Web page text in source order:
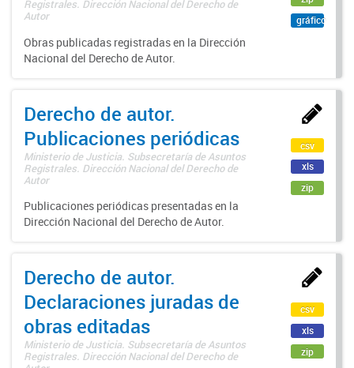
Registrales. Dirección Nacional del Derecho de
Autor
Obras publicadas registradas en la Dirección
Nacional del Derecho de Autor.
gráfico
Derecho de autor.
Publicaciones periódicas
Ministerio de Justicia. Subsecretaría de Asuntos
Registrales. Dirección Nacional del Derecho de
Autor
Publicaciones periódicas presentadas en la
Dirección Nacional del Derecho de Autor.
csv
xls
zip
Derecho de autor.
Declaraciones juradas de
obras editadas
Ministerio de Justicia. Subsecretaría de Asuntos
Registrales. Dirección Nacional del Derecho de
csv
xls
zip